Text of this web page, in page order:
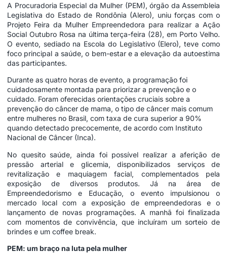
A Procuradoria Especial da Mulher (PEM), órgão da Assembleia
Legislativa do Estado de Rondônia (Alero), uniu forças com o
Projeto Feira da Mulher Empreendedora para realizar a Ação
Social Outubro Rosa na última terça-feira (28), em Porto Velho.
O evento, sediado na Escola do Legislativo (Elero), teve como
foco principal a saúde, o bem-estar e a elevação da autoestima
das participantes.
Durante as quatro horas de evento, a programação foi
cuidadosamente montada para priorizar a prevenção e o
cuidado. Foram oferecidas orientações cruciais sobre a
prevenção do câncer de mama, o tipo de câncer mais comum
entre mulheres no Brasil, com taxa de cura superior a 90%
quando detectado precocemente, de acordo com Instituto
Nacional de Câncer (Inca).
No quesito saúde, ainda foi possível realizar a aferição de
pressão arterial e glicemia, disponibilizados serviços de
revitalização e maquiagem facial, complementados pela
exposição de diversos produtos. Já na área de
Empreendedorismo e Educação, o evento impulsionou o
mercado local com a exposição de empreendedoras e o
lançamento de novas programações. A manhã foi finalizada
com momentos de convivência, que incluíram um sorteio de
brindes e um coffee break.
PEM: um braço na luta pela mulher